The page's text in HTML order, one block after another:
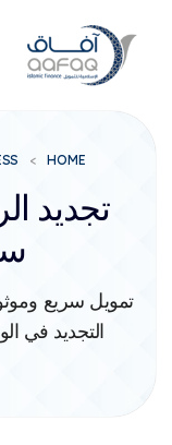
HOME
تجديد
تمويل سريع
التجديد في